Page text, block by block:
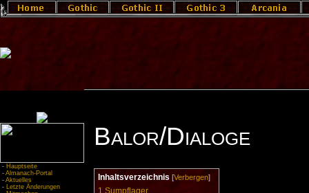
- Hauptseite
- Almanach-Portal
- Aktuelles
- Letzte Änderungen
Balor/Dialoge
Inhaltsverzeichnis [Verbergen]
1 Sumpflager